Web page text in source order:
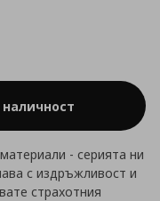
- серията ни
с издръжливост и
страхотния